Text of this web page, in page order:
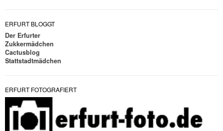
ERFURT BLOGGT
Der Erfurter
Zukkermädchen
Cactusblog
Stattstadtmädchen
ERFURT FOTOGRAFIERT